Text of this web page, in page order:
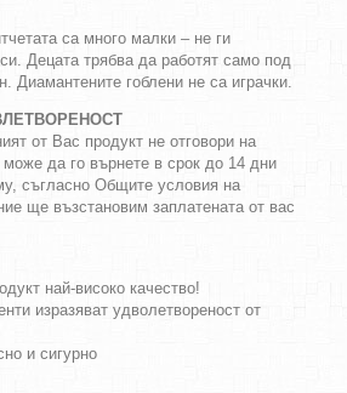
са много малки – не ги
Децата трябва да работят само под
Диамантените гоблени не са играчки.
от Вас продукт не отговори на
да го върнете в срок до 14 дни
съгласно Общите условия на
ще възстановим заплатената от вас
най-високо качество!
изразяват удволетвореност от
и сигурно